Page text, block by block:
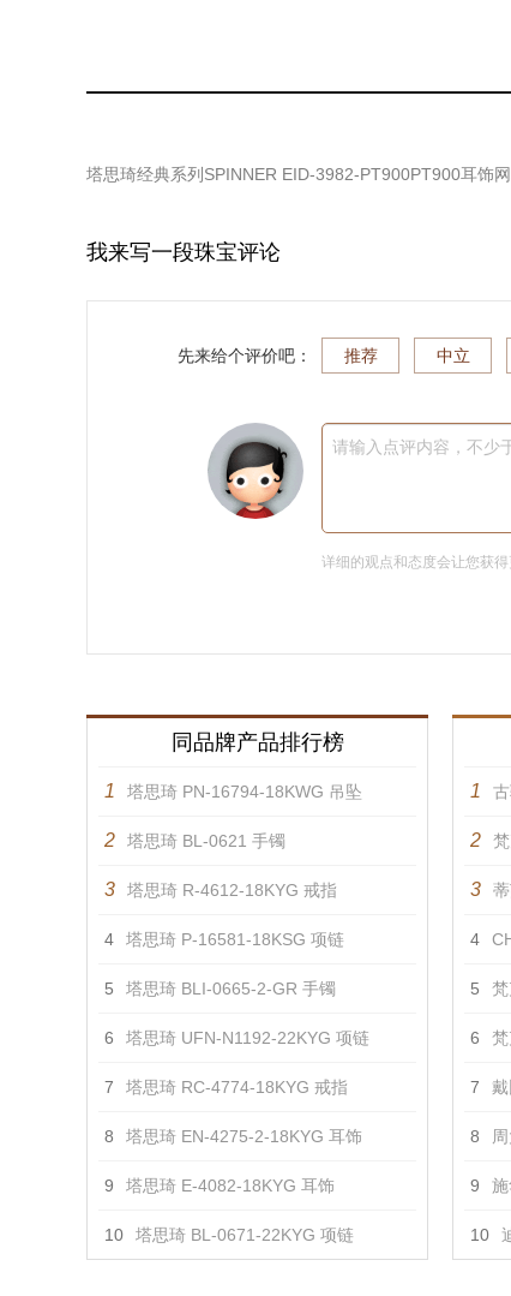
塔思琦经典系列SPINNER EID-3982-PT900PT900耳饰
我来写一段珠宝评论
先来给个评价吧： 推荐 中立
请输入点评内容，不少
详细的观点和态度会让您获
同品牌产品排行榜
1 塔思琦 PN-16794-18KWG 吊坠
2 塔思琦 BL-0621 手镯
3 塔思琦 R-4612-18KYG 戒指
4 塔思琦 P-16581-18KSG 项链
5 塔思琦 BLI-0665-2-GR 手镯
6 塔思琦 UFN-N1192-22KYG 项链
7 塔思琦 RC-4774-18KYG 戒指
8 塔思琦 EN-4275-2-18KYG 耳饰
9 塔思琦 E-4082-18KYG 耳饰
10 塔思琦 BL-0671-22KYG 项链
1
2
3
4
5
6
7
8
9
10